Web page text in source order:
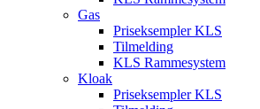
Gas
Priseksempler KLS
Tilmelding
KLS Rammesystem
Kloak
Priseksempler KLS